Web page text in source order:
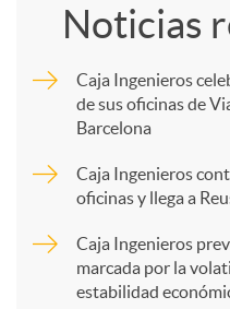
Noticias
Caja Ingenieros
de sus oficinas de
Barcelona
Caja Ingenieros
oficinas y llega a
Caja Ingenieros
marcada por la
estabilidad